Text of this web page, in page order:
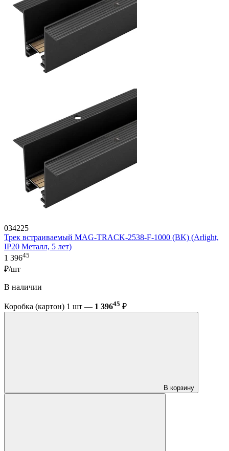
034225
Трек встраиваемый MAG-TRACK-2538-F-1000 (BK) (Arlight,
IP20 Металл, 5 лет)
1 39645
₽/шт
В наличии
Коробка (картон) 1 шт — 1 39645 ₽
В корзину